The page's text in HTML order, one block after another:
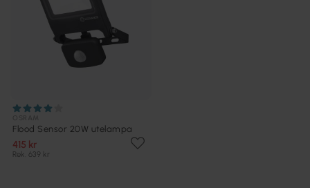
Flood Sensor 20W utelampa
415 kr
Rek. 639 kr